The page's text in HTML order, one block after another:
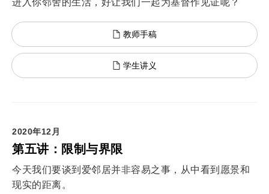
教师手稿
学生讲义
2020年12月
第五讲：限制与界限
今天我们要谈到爱邻居并非容易之事，从中看到愿景和
现实的距离。